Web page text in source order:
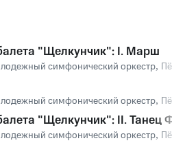
"Щелкунчик": I. Марш
симфонический оркестр,
симфонический оркестр,
"Щелкунчик": II. Танец
симфонический оркестр,